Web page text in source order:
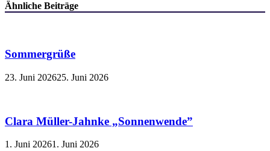
Ähnliche Beiträge
Sommergrüße
23. Juni 202625. Juni 2026
Clara Müller-Jahnke „Sonnenwende”
1. Juni 20261. Juni 2026